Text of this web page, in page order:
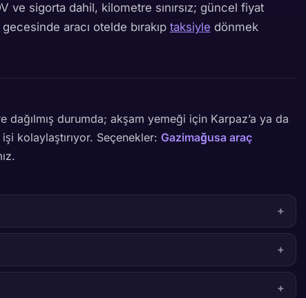
ve sigorta dahil, kilometre sınırsız; güncel fiyat
aracı otelde bırakıp taksiyle dönmek
dağılmış durumda; akşam yemeği için Karpaz’a ya da
kolaylaştırıyor. Seçenekler: Gazimağusa araç